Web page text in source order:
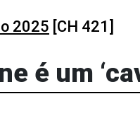
2025 [CH 421]
é um